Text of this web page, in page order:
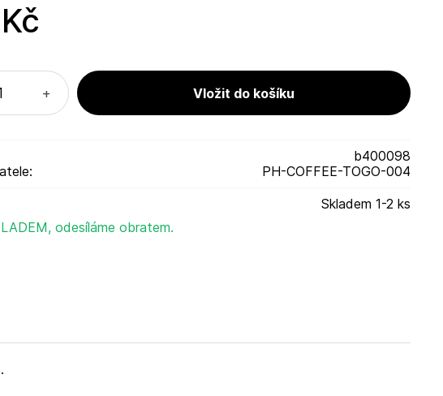
+
b400098
PH-COFFEE-TOGO-004
Skladem 1-2 ks
odesíláme obratem.